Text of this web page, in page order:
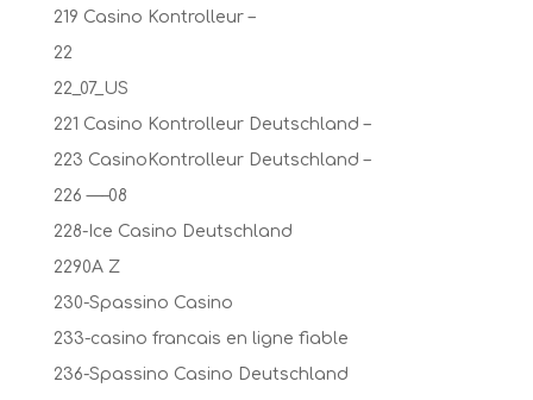
219 Casino Kontrolleur –
22
22_07_US
221 Casino Kontrolleur Deutschland –
223 CasinoKontrolleur Deutschland –
226 —–08
228-Ice Casino Deutschland
2290A Z
230-Spassino Casino
233-casino francais en ligne fiable
236-Spassino Casino Deutschland